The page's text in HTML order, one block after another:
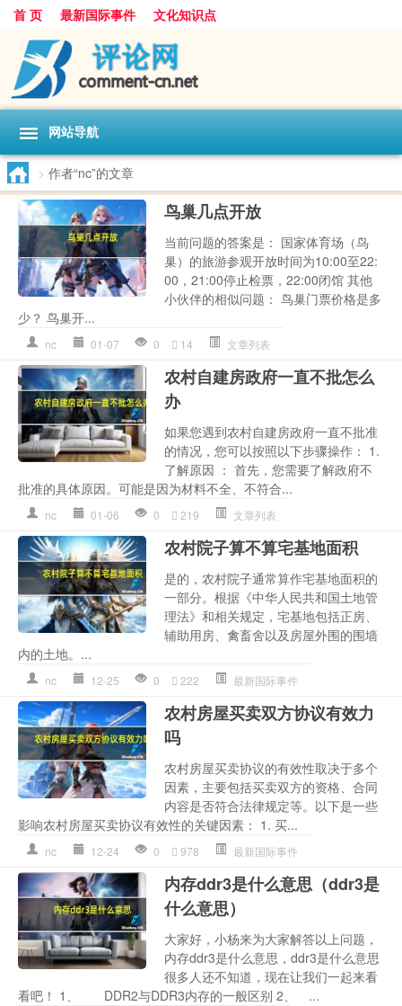
首 页 最新国际事件 文化知识点
网站导航
> 作者“nc”的文章
鸟巢几点开放
当前问题的答案是： 国家体育场（鸟
巢）的旅游参观开放时间为10:00至22:
00，21:00停止检票，22:00闭馆 其他
小伙伴的相似问题： 鸟巢门票价格是多
少？ 鸟巢开...
nc 01-07 0 14 文章列表
农村自建房政府一直不批怎么
办
如果您遇到农村自建房政府一直不批准
的情况，您可以按照以下步骤操作： 1.
了解原因 ： 首先，您需要了解政府不
批准的具体原因。可能是因为材料不全、不符合...
nc 01-06 0 219 文章列表
农村院子算不算宅基地面积
是的，农村院子通常算作宅基地面积的
一部分。根据《中华人民共和国土地管
理法》和相关规定，宅基地包括正房、
辅助用房、禽畜舍以及房屋外围的围墙
内的土地。...
nc 12-25 0 222 最新国际事件
农村房屋买卖双方协议有效力
吗
农村房屋买卖协议的有效性取决于多个
因素，主要包括买卖双方的资格、合同
内容是否符合法律规定等。以下是一些
影响农村房屋买卖协议有效性的关键因素： 1. 买...
nc 12-24 0 978 最新国际事件
内存ddr3是什么意思（ddr3是
什么意思）
大家好，小杨来为大家解答以上问题，
内存ddr3是什么意思，ddr3是什么意思
很多人还不知道，现在让我们一起来看
看吧！ 1、 DDR2与DDR3内存的一般区别 2、 ...